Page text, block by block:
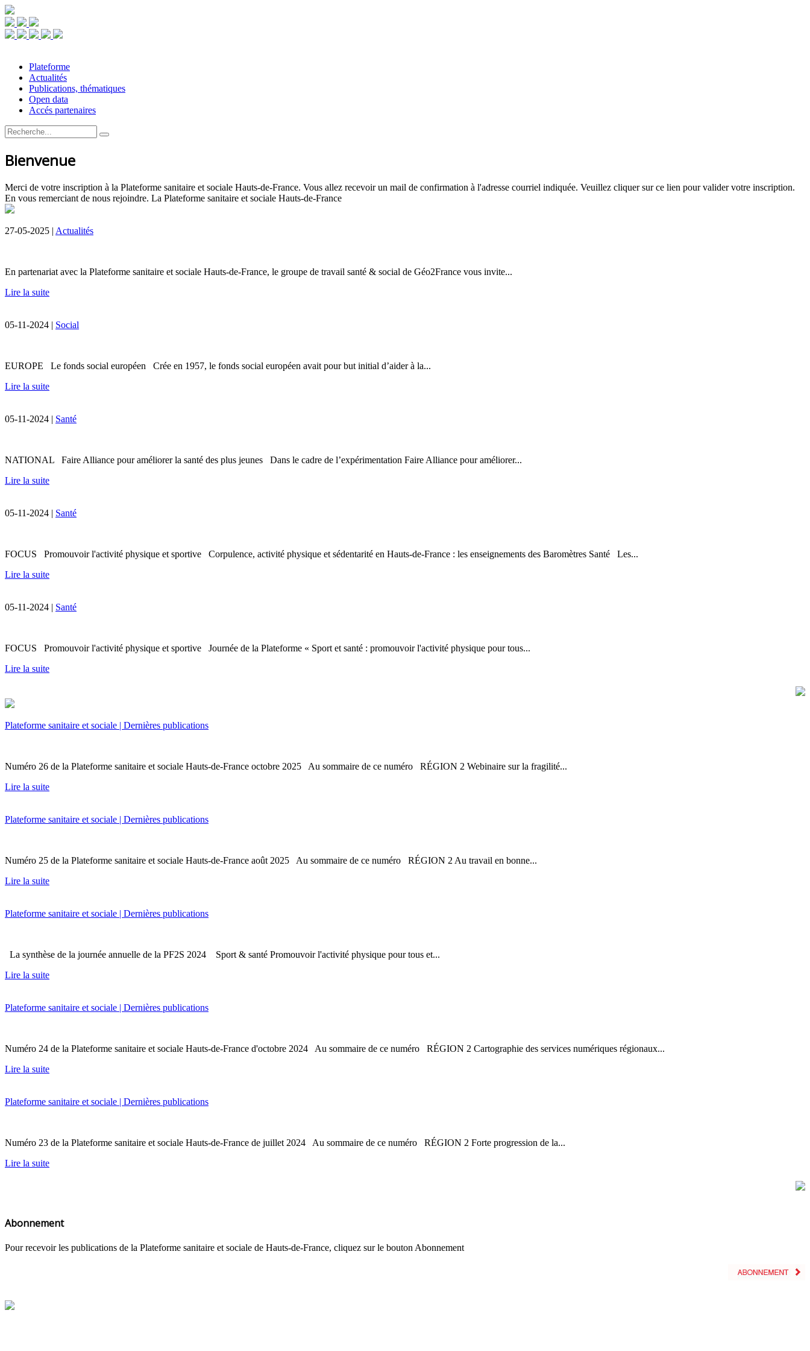
Plateforme
Actualités
Publications, thématiques
Open data
Accés partenaires
Bienvenue
Merci de votre inscription à la Plateforme sanitaire et sociale Hauts-de-France. Vous allez recevoir un mail de confirmation à l'adresse courriel indiquée. Veuillez cliquer sur ce lien pour valider votre inscription.
En vous remerciant de nous rejoindre. La Plateforme sanitaire et sociale Hauts-de-France
27-05-2025 | Actualités
En partenariat avec la Plateforme sanitaire et sociale Hauts-de-France, le groupe de travail santé & social de Géo2France vous invite...
Lire la suite
05-11-2024 | Social
EUROPE Le fonds social européen Crée en 1957, le fonds social européen avait pour but initial d’aider à la...
Lire la suite
05-11-2024 | Santé
NATIONAL Faire Alliance pour améliorer la santé des plus jeunes Dans le cadre de l’expérimentation Faire Alliance pour améliorer...
Lire la suite
05-11-2024 | Santé
FOCUS Promouvoir l'activité physique et sportive Corpulence, activité physique et sédentarité en Hauts-de-France : les enseignements des Baromètres Santé Les...
Lire la suite
05-11-2024 | Santé
FOCUS Promouvoir l'activité physique et sportive Journée de la Plateforme « Sport et santé : promouvoir l'activité physique pour tous...
Lire la suite
Plateforme sanitaire et sociale | Dernières publications
Numéro 26 de la Plateforme sanitaire et sociale Hauts-de-France octobre 2025 Au sommaire de ce numéro RÉGION 2 Webinaire sur la fragilité...
Lire la suite
Plateforme sanitaire et sociale | Dernières publications
Numéro 25 de la Plateforme sanitaire et sociale Hauts-de-France août 2025 Au sommaire de ce numéro RÉGION 2 Au travail en bonne...
Lire la suite
Plateforme sanitaire et sociale | Dernières publications
La synthèse de la journée annuelle de la PF2S 2024 Sport & santé Promouvoir l'activité physique pour tous et...
Lire la suite
Plateforme sanitaire et sociale | Dernières publications
Numéro 24 de la Plateforme sanitaire et sociale Hauts-de-France d'octobre 2024 Au sommaire de ce numéro RÉGION 2 Cartographie des services numériques régionaux...
Lire la suite
Plateforme sanitaire et sociale | Dernières publications
Numéro 23 de la Plateforme sanitaire et sociale Hauts-de-France de juillet 2024 Au sommaire de ce numéro RÉGION 2 Forte progression de la...
Lire la suite
Abonnement
Pour recevoir les publications de la Plateforme sanitaire et sociale de Hauts-de-France, cliquez sur le bouton Abonnement